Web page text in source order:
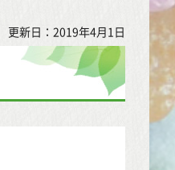
更新日：2019年4月1日